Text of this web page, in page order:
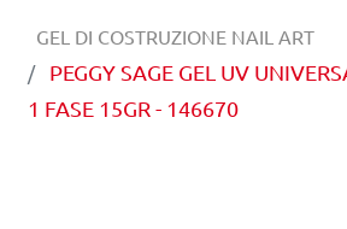
GEL DI COSTRUZIONE NAIL ART
PEGGY SAGE GEL UV
1 FASE 15GR - 146670